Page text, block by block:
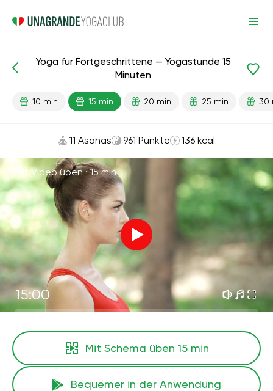
Fortschrittlich
Yoga für Fortgeschrittene — Yogastunde 15
Minuten
10 min 15 min 20 min 25 min 30
11 Asanas 961 Punkte 136 kcal
Mit Video üben ·15 min
15:00
Mit Schema üben 15 min
Bequemer in der Anwendung